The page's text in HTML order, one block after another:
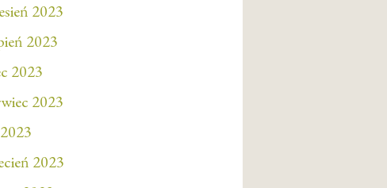
2023
2023
2023
2023
2023